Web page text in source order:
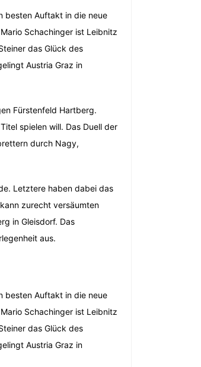
besten Auftakt in die neue
Schachinger ist Leibnitz
das Glück des
Austria Graz in
Fürstenfeld Hartberg.
spielen will. Das Duell der
durch Nagy,
Letztere haben dabei das
zurecht versäumten
in Gleisdorf. Das
aus.
besten Auftakt in die neue
Schachinger ist Leibnitz
das Glück des
Austria Graz in